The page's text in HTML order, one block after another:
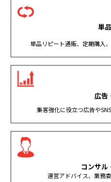
単
単品リピート通販、定期購入
広告
集客強化に役立つ広告や
コンサル
運営アドバイス、業務